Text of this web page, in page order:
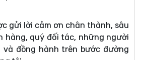
gửi lời cảm ơn chân thành, sâu
hàng, quý đối tác, những người
và đồng hành trên bước đường